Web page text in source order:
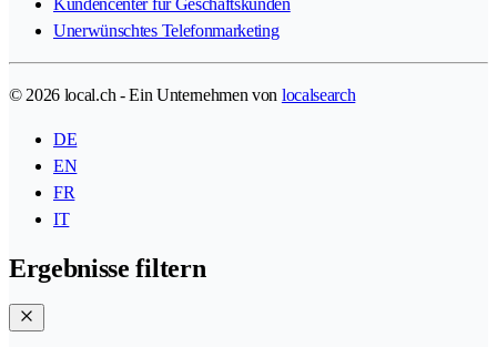
Kundencenter für Geschäftskunden
Unerwünschtes Telefonmarketing
© 2026 local.ch - Ein Unternehmen von localsearch
DE
EN
FR
IT
Ergebnisse filtern